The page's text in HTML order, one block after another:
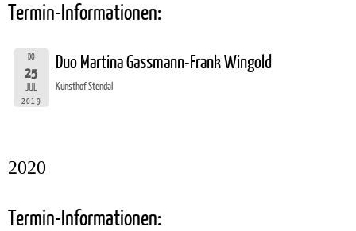
Termin-Informationen:
DO
25
JUL
2019
Duo Martina Gassmann-Frank Wingold
Kunsthof Stendal
2020
Termin-Informationen: